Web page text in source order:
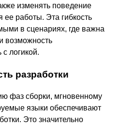
изменять поведение
работы. Эта гибкость
в сценариях, где важна
возможность
логикой.
разработки
фаз сборки, мгновенному
языки обеспечивают
Это значительно